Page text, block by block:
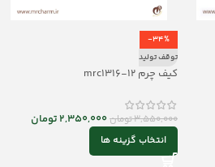
-34%
توقف تولید
کیف چرم mrc1316-12
3,550,000تومان2,350,000تومان
انتخاب گزینه ها